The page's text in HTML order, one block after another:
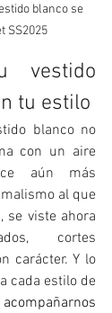
blanco se
SS2025
vestido
tu estilo
blanco no
con un aire
aún más
al que
se viste ahora
cortes
carácter. Y lo
cada estilo de